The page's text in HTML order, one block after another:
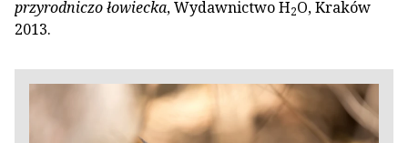
przyrodniczo łowiecka, Wydawnictwo H2O, Kraków
2013.